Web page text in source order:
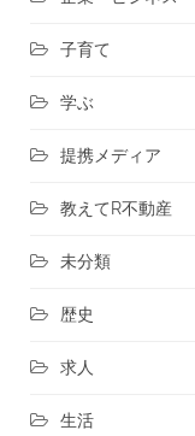
子育て
学ぶ
提携メディア
教えてR不動産
未分類
歴史
求人
生活